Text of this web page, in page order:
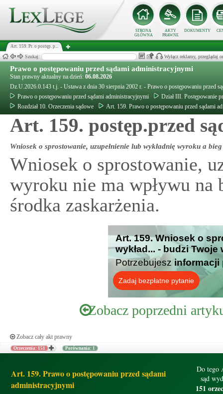
STRONA
GŁÓWNA
AKTY
PRAWNE
DOKUMENTY
Art. 159. Pr. o postęp. p...
Szukaj: Wyłącz reklamy, przeglądaj
Prawo o postępowaniu przed sądami administracyjnymi
Stan prawny aktualny na dzień: 06.08.2026
Dz.U.2026.0.143 t.j. - Ustawa z dnia 30 sierpnia 2002 r. - Prawo o postępowaniu przed
Prawo o postępowaniu przed sądami administracyjnymi
Dział III. Postępowanie
Rozdział 10. Orzeczenia sądowe
Art. 159. Prawo o postępowaniu przed sądami
Art. 159. postęp.przed
Wniosek o sprostowanie, uzupełnienie lub wykładnię wyroku a
Wniosek o sprostowanie,
wyroku nie ma wpływu
środka zaskarżenia.
Art. 159. Wniosek o
wykład... - budzi
Potrzebujesz informacji
Zadaj bezpłatne pytanie
Zobacz poprzedni
Zobacz cały akt prawny
Orzeczenia: 151 Porównania: 1
Art. 159. Prawo o postępowaniu przed sądami
administracyjnymi
Do tego
sąd
151